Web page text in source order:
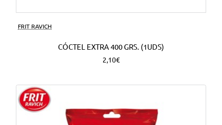
FRIT RAVICH
CÓCTEL EXTRA 400 GRS. (1UDS)
2,10€